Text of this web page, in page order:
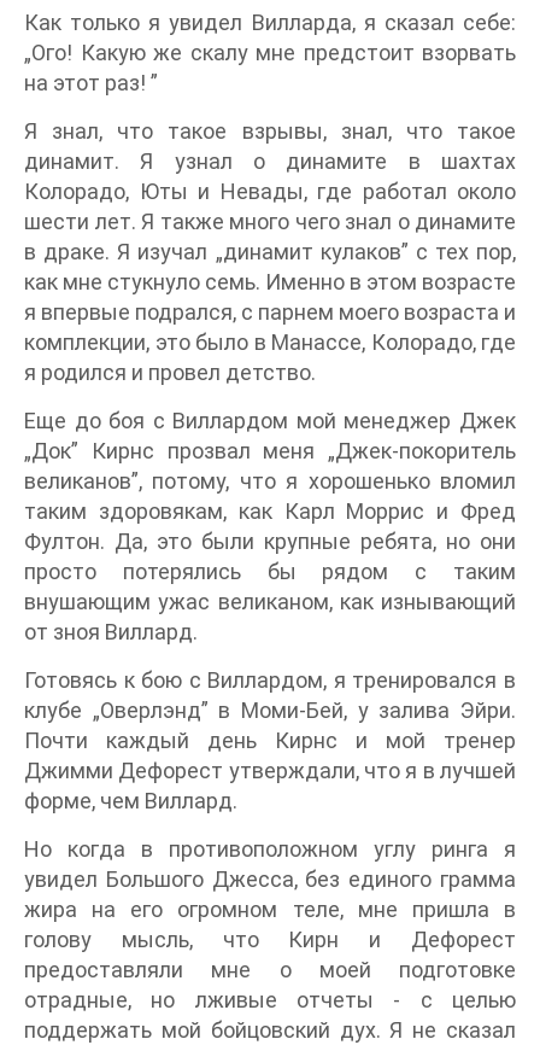
Как только я увидел Вилларда, я сказал себе:
„Ого! Какую же скалу мне предстоит взорвать
на этот раз! ”
Я знал, что такое взрывы, знал, что такое
динамит. Я узнал о динамите в шахтах
Колорадо, Юты и Невады, где работал около
шести лет. Я также много чего знал о динамите
в драке. Я изучал „динамит кулаков” с тех пор,
как мне стукнуло семь. Именно в этом возрасте
я впервые подрался, с парнем моего возраста и
комплекции, это было в Манассе, Колорадо, где
я родился и провел детство.
Еще до боя с Виллардом мой менеджер Джек
„Док” Кирнс прозвал меня „Джек-покоритель
великанов”, потому, что я хорошенько вломил
таким здоровякам, как Карл Моррис и Фред
Фултон. Да, это были крупные ребята, но они
просто потерялись бы рядом с таким
внушающим ужас великаном, как изнывающий
от зноя Виллард.
Готовясь к бою с Виллардом, я тренировался в
клубе „Оверлэнд” в Моми-Бей, у залива Эйри.
Почти каждый день Кирнс и мой тренер
Джимми Дефорест утверждали, что я в лучшей
форме, чем Виллард.
Но когда в противоположном углу ринга я
увидел Большого Джесса, без единого грамма
жира на его огромном теле, мне пришла в
голову мысль, что Кирн и Дефорест
предоставляли мне о моей подготовке
отрадные, но лживые отчеты - с целью
поддержать мой бойцовский дух. Я не сказал